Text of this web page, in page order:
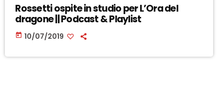
Rossetti ospite in studio per L’Ora del
dragone || Podcast & Playlist
today 10/07/2019